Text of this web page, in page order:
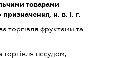
товарами
н. в. і. г.
торгівля фруктами та
торгівля посудом,